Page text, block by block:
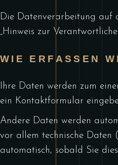
Die Datenverarbeitung auf
„Hinweis zur
WIE ERFASSEN
Ihre Daten werden zum
ein Kontaktformular
Andere Daten werden
vor allem technische Daten
automatisch, sobald Sie